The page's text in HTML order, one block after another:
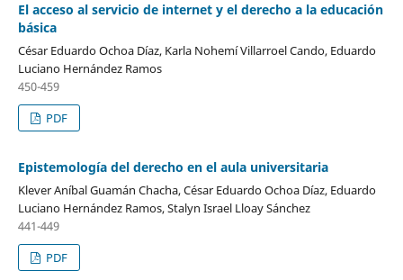
El acceso al servicio de internet y el derecho a la educación
básica
César Eduardo Ochoa Díaz, Karla Nohemí Villarroel Cando, Eduardo
Luciano Hernández Ramos
450-459
PDF
Epistemología del derecho en el aula universitaria
Klever Aníbal Guamán Chacha, César Eduardo Ochoa Díaz, Eduardo
Luciano Hernández Ramos, Stalyn Israel Lloay Sánchez
441-449
PDF